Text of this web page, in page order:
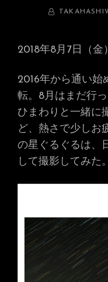
BY
2018年8月7日（金
2016年から通い始
転。8月はまだ行
ひまわりと一緒に
ど、熱さで少しお
の星ぐるぐるは、
して撮影してみた。